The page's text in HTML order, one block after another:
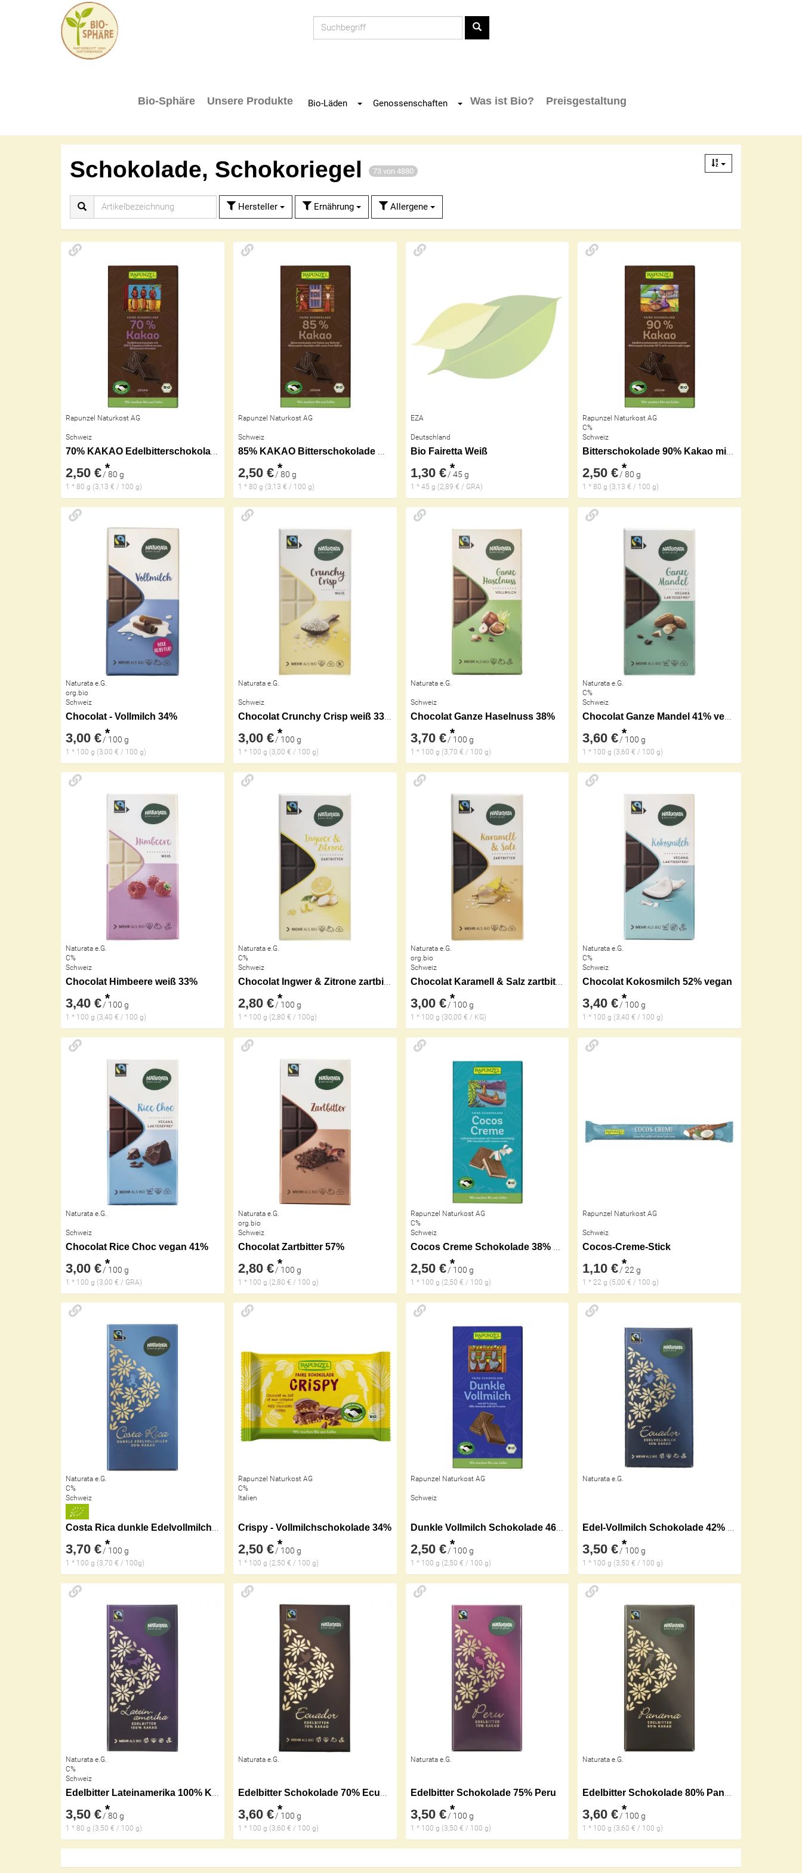
Bio-Sphäre Unsere Produkte Bio-Läden Toggle Dropdown
Genossenschaften Toggle Dropdown
Was ist Bio? Preisgestaltung
Schokolade, Schokoriegel 73 von 4880
Hersteller Ernährung Allergene
Rapunzel Naturkost AG
Schweiz
70% KAKAO Edelbitterschokolade
2,50 € *
/ 80 g
1 * 80 g (3,13 € / 100 g)
Rapunzel Naturkost AG
Schweiz
85% KAKAO Bitterschokolade HIH
2,50 €*
/ 80 g
1 * 80 g (3,13 € / 100 g)
EZA
Deutschland
Bio Fairetta Weiß
1,30 €*
/ 45 g
1 * 45 g (2,89 € / GRA)
Rapunzel Naturkost AG
C%
Schweiz
Bitterschokolade 90% Kakao mit Kokosblüte
2,50 € *
/ 80 g
1 * 80 g (3,13 € / 100 g)
Naturata e.G.
org.bio
Schweiz
Chocolat - Vollmilch 34%
3,00 € *
/ 100 g
1 * 100 g (3,00 € / 100 g)
Naturata e.G.
Schweiz
Chocolat Crunchy Crisp weiß 33%
3,00 €*
/ 100 g
1 * 100 g (3,00 € / 100 g)
Naturata e.G.
Schweiz
Chocolat Ganze Haselnuss 38%
3,70 €*
/ 100 g
1 * 100 g (3,70 € / 100 g)
Naturata e.G.
C%
Schweiz
Chocolat Ganze Mandel 41% vegan
3,60 € *
/ 100 g
1 * 100 g (3,60 € / 100 g)
Naturata e.G.
C%
Schweiz
Chocolat Himbeere weiß 33%
3,40 € *
/ 100 g
1 * 100 g (3,40 € / 100 g)
Naturata e.G.
C%
Schweiz
Chocolat Ingwer & Zitrone zartbitter 57%
2,80 €*
/ 100 g
1 * 100 g (2,80 € / 100g)
Naturata e.G.
org.bio
Schweiz
Chocolat Karamell & Salz zartbitter 57%
3,00 €*
/ 100 g
1 * 100 g (30,00 € / KG)
Naturata e.G.
C%
Schweiz
Chocolat Kokosmilch 52% vegan
3,40 € *
/ 100 g
1 * 100 g (3,40 € / 100 g)
Naturata e.G.
Schweiz
Chocolat Rice Choc vegan 41%
3,00 € *
/ 100 g
1 * 100 g (3,00 € / GRA)
Naturata e.G.
org.bio
Schweiz
Chocolat Zartbitter 57%
2,80 €*
/ 100 g
1 * 100 g (2,80 € / 100 g)
Rapunzel Naturkost AG
C%
Schweiz
Cocos Creme Schokolade 38% HIH
2,50 €*
/ 100 g
1 * 100 g (2,50 € / 100 g)
Rapunzel Naturkost AG
Schweiz
Cocos-Creme-Stick
1,10 € *
/ 22 g
1 * 22 g (5,00 € / 100 g)
Naturata e.G.
C%
Schweiz
Costa Rica dunkle Edelvollmilch 50%
3,70 € *
/ 100 g
1 * 100 g (3,70 € / 100g)
Rapunzel Naturkost AG
C%
Italien
Crispy - Vollmilchschokolade 34%
2,50 €*
/ 100 g
1 * 100 g (2,50 € / 100 g)
Rapunzel Naturkost AG
Schweiz
Dunkle Vollmilch Schokolade 46% HIH
2,50 €*
/ 100 g
1 * 100 g (2,50 € / 100 g)
Naturata e.G.
Edel-Vollmilch Schokolade 42% (Ecuador)
3,50 € *
/ 100 g
1 * 100 g (3,50 € / 100 g)
Naturata e.G.
C%
Schweiz
Edelbitter Lateinamerika 100% Kakao
3,50 € *
/ 80 g
1 * 80 g (3,50 € / 100 g)
Naturata e.G.
Edelbitter Schokolade 70% Ecuador
3,60 €*
/ 100 g
1 * 100 g (3,60 € / 100 g)
Naturata e.G.
Edelbitter Schokolade 75% Peru
3,50 €*
/ 100 g
1 * 100 g (3,50 € / 100 g)
Naturata e.G.
Edelbitter Schokolade 80% Panama
3,60 € *
/ 100 g
1 * 100 g (3,60 € / 100 g)